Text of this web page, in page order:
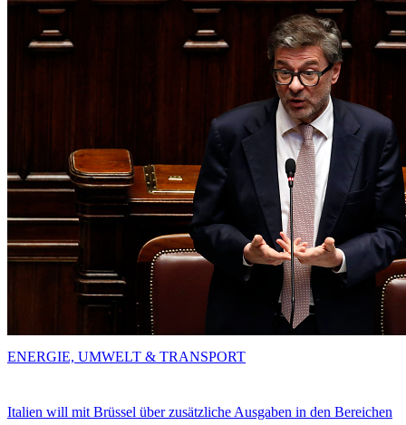
Italien will mit Brüssel über zusätzliche Ausgaben in den Bereichen
ENERGIE, UMWELT & TRANSPORT